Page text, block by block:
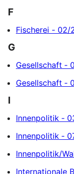
F
Fischerei - 02/
G
Gesellschaft ‐
Gesellschaft ‐
I
Innenpolitik ‐
Innenpolitik ‐
Innenpolitik/
Internationale